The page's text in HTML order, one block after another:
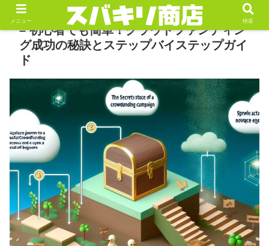
– 初心者でも簡単！クラウドファンディン
グ成功の秘訣とステップバイステップガイ
ド
メニュー 検索